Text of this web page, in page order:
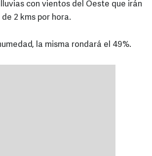
con vientos del Oeste que irán
2 kms por hora.
la misma rondará el 49%.